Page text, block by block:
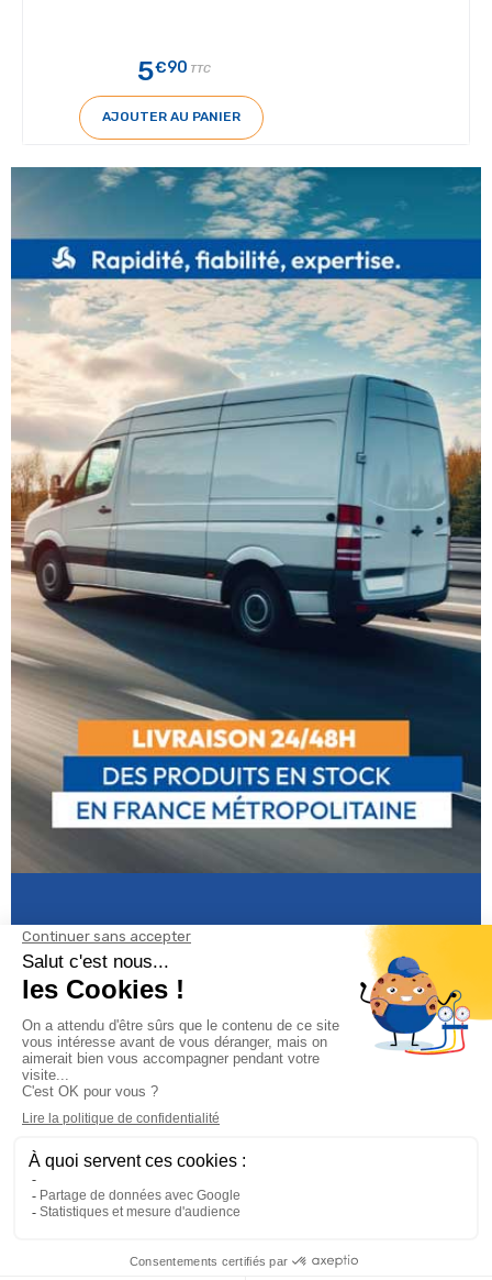
5€90 TTC
AJOUTER AU PANIER
Informations
Climservice
Informations